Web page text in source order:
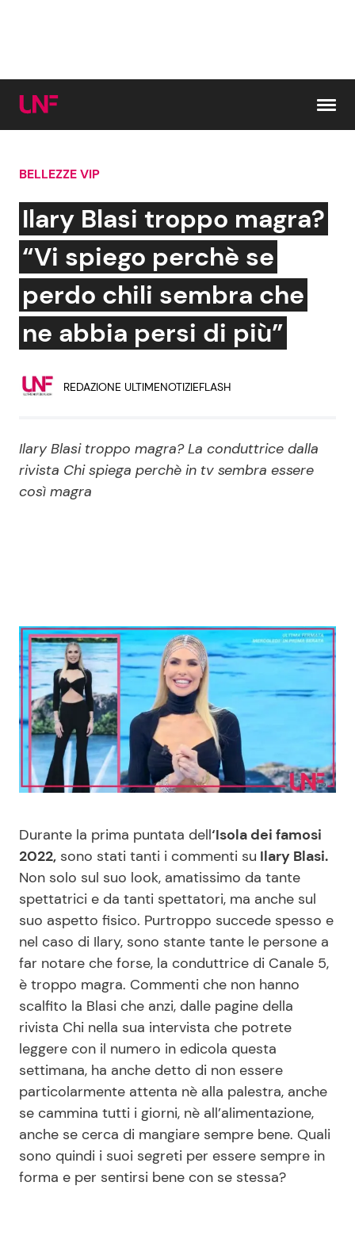
Cerca:
News e Cronaca
Attualità Italiana
Dal Mondo
Politica
Gossip e TV
Bellezze VIP
Coppie VIP
Reality e Talent
News Musica
News Spettacolo
Benessere
Casa
Mondo Mamma
News benessere
Salute
Viaggi e Turismo
Festività
Cucina e Ricette
Consigli di Cucina
Le Ricette in TV
Ricette Facili e Veloci
Ricette Feste
Ricette per Bambini
Seguici
BELLEZZE VIP
Ilary Blasi troppo magra?
“Vi spiego perchè se
perdo chili sembra che
ne abbia persi di più”
REDAZIONE ULTIMENOTIZIEFLASH
Ilary Blasi troppo magra? La conduttrice dalla
rivista Chi spiega perchè in tv sembra essere
così magra
Durante la prima puntata dell‘Isola dei famosi
2022, sono stati tanti i commenti su Ilary Blasi.
Non solo sul suo look, amatissimo da tante
spettatrici e da tanti spettatori, ma anche sul
suo aspetto fisico. Purtroppo succede spesso e
nel caso di Ilary, sono stante tante le persone a
far notare che forse, la conduttrice di Canale 5,
è troppo magra. Commenti che non hanno
scalfito la Blasi che anzi, dalle pagine della
rivista Chi nella sua intervista che potrete
leggere con il numero in edicola questa
settimana, ha anche detto di non essere
particolarmente attenta nè alla palestra, anche
se cammina tutti i giorni, nè all’alimentazione,
anche se cerca di mangiare sempre bene. Quali
sono quindi i suoi segreti per essere sempre in
forma e per sentirsi bene con se stessa?